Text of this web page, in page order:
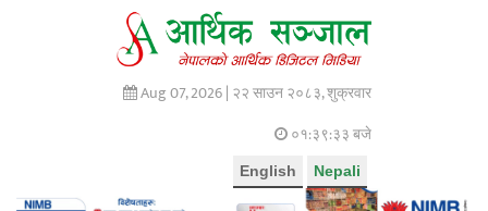
Aug 07, 2026 | २२ साउन २०८३, शुक्रवार
०१:३९:३४ बजे
Nepali
English